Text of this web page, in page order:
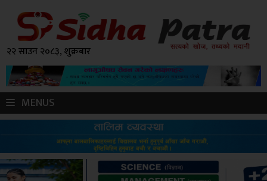
२२ साउन २०८३, शुक्रबार
MENUS